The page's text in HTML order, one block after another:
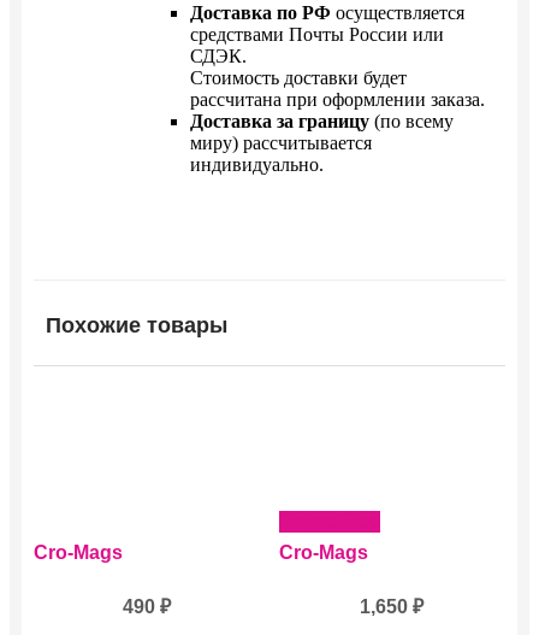
Доставка по РФ осуществляется
средствами Почты России или
СДЭК.
Стоимость доставки будет
рассчитана при оформлении заказа.
Доставка за границу (по всему
миру) рассчитывается
индивидуально.
Похожие товары
Cro-Mags
490₽
Cro-Mags
1,650₽